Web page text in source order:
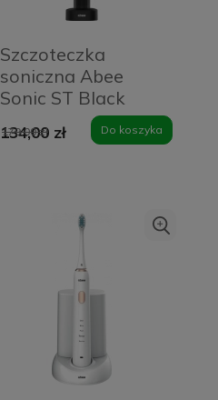
Szczoteczka
soniczna Abee
Sonic ST Black
134,00 zł
179,00 zł Do koszyka